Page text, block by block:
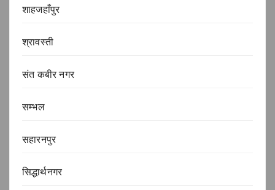
शाहजहाँपुर
श्रावस्ती
संत कबीर नगर
सम्भल
सहारनपुर
सिद्धार्थनगर